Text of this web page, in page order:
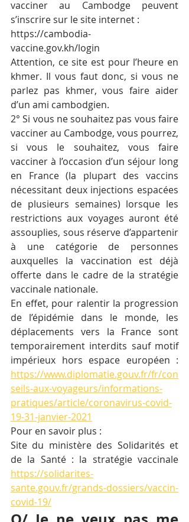
vacciner au Cambodge peuvent
s’inscrire sur le site internet :
https://cambodia-
vaccine.gov.kh/login
Attention, ce site est pour l’heure en
khmer. Il vous faut donc, si vous ne
parlez pas khmer, vous faire aider
d’un ami cambodgien.
2° Si vous ne souhaitez pas vous faire
vacciner au Cambodge, vous pourrez,
si vous le souhaitez, vous faire
vacciner à l’occasion d’un séjour long
en France (la plupart des vaccins
nécessitant deux injections espacées
de plusieurs semaines) lorsque les
restrictions aux voyages auront été
assouplies, sous réserve d’appartenir
à une catégorie de personnes
auxquelles la vaccination est déjà
offerte dans le cadre de la stratégie
vaccinale nationale.
En effet, pour ralentir la progression
de l’épidémie dans le monde, les
déplacements vers la France sont
temporairement interdits sauf motif
https://www.diplomatie.gouv.fr/fr/con
seils-aux-voyageurs/informations-
pratiques/article/coronavirus-covid-
19-31-janvier-2021
Pour en savoir plus :
Site du ministère des Solidarités et
https://solidarites-
sante.gouv.fr/grands-dossiers/vaccin-
covid-19/